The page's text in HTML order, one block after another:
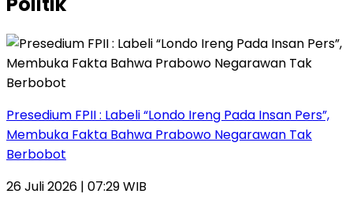
Presedium FPII : Labeli “Londo Ireng Pada Insan Pers”,
Membuka Fakta Bahwa Prabowo Negarawan Tak
Berbobot
26 Juli 2026 | 07:29 WIB